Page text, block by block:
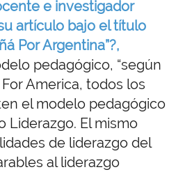
e investigador
artículo bajo el título
Por Argentina”?,
pedagógico, “según
America, todos los
el modelo pedagógico
Liderazgo. El mismo
de liderazgo del
al liderazgo